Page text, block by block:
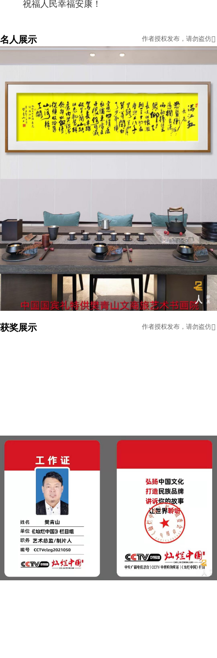
祝福人民幸福安康！
名人展示 作者授权发布，请勿盗仿
获奖展示 作者授权发布，请勿盗仿